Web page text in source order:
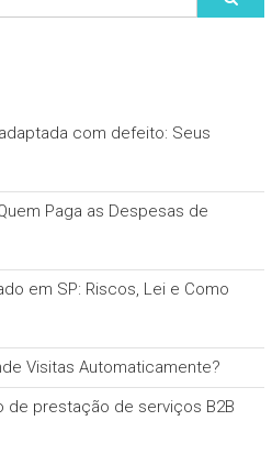
com defeito: Seus
Paga as Despesas de
em SP: Riscos, Lei e Como
Visitas Automaticamente?
prestação de serviços B2B